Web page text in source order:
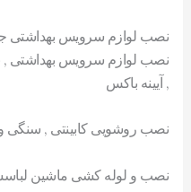
نصب لوازم سرویس بهداشتی
نصب لوازم سرویس
, آیینه باکس
نصب روشویی کابینتی , سنگی
نصب و لوله کشی ماشین